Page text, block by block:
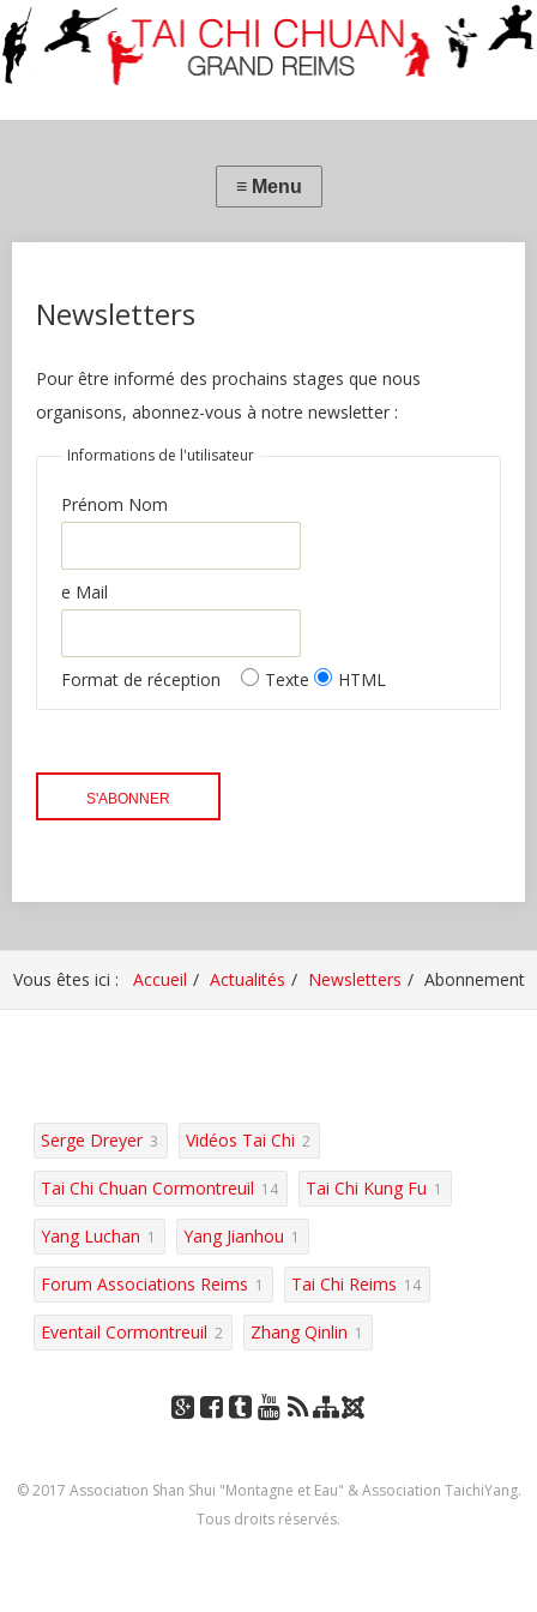
Newsletters
Pour être informé des prochains stages que nous
organisons, abonnez-vous à notre newsletter :
Informations de l'utilisateur
Prénom Nom
e Mail
Format de réception Texte HTML
Vous êtes ici : Accueil Actualités Newsletters Abonnement
Serge Dreyer 3 Vidéos Tai Chi 2
Tai Chi Chuan Cormontreuil 14 Tai Chi Kung Fu 1
Yang Luchan 1 Yang Jianhou 1
Forum Associations Reims 1 Tai Chi Reims 14
Eventail Cormontreuil 2 Zhang Qinlin 1
e+ ook
r
e
du
site
© 2017 Association Shan Shui "Montagne et Eau" & Association TaichiYang.
Tous droits réservés.